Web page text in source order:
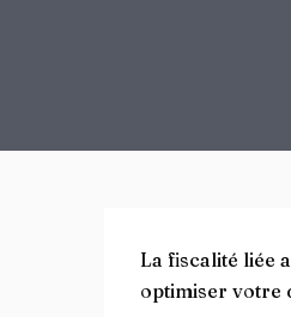
La fiscalité liée
optimiser votre